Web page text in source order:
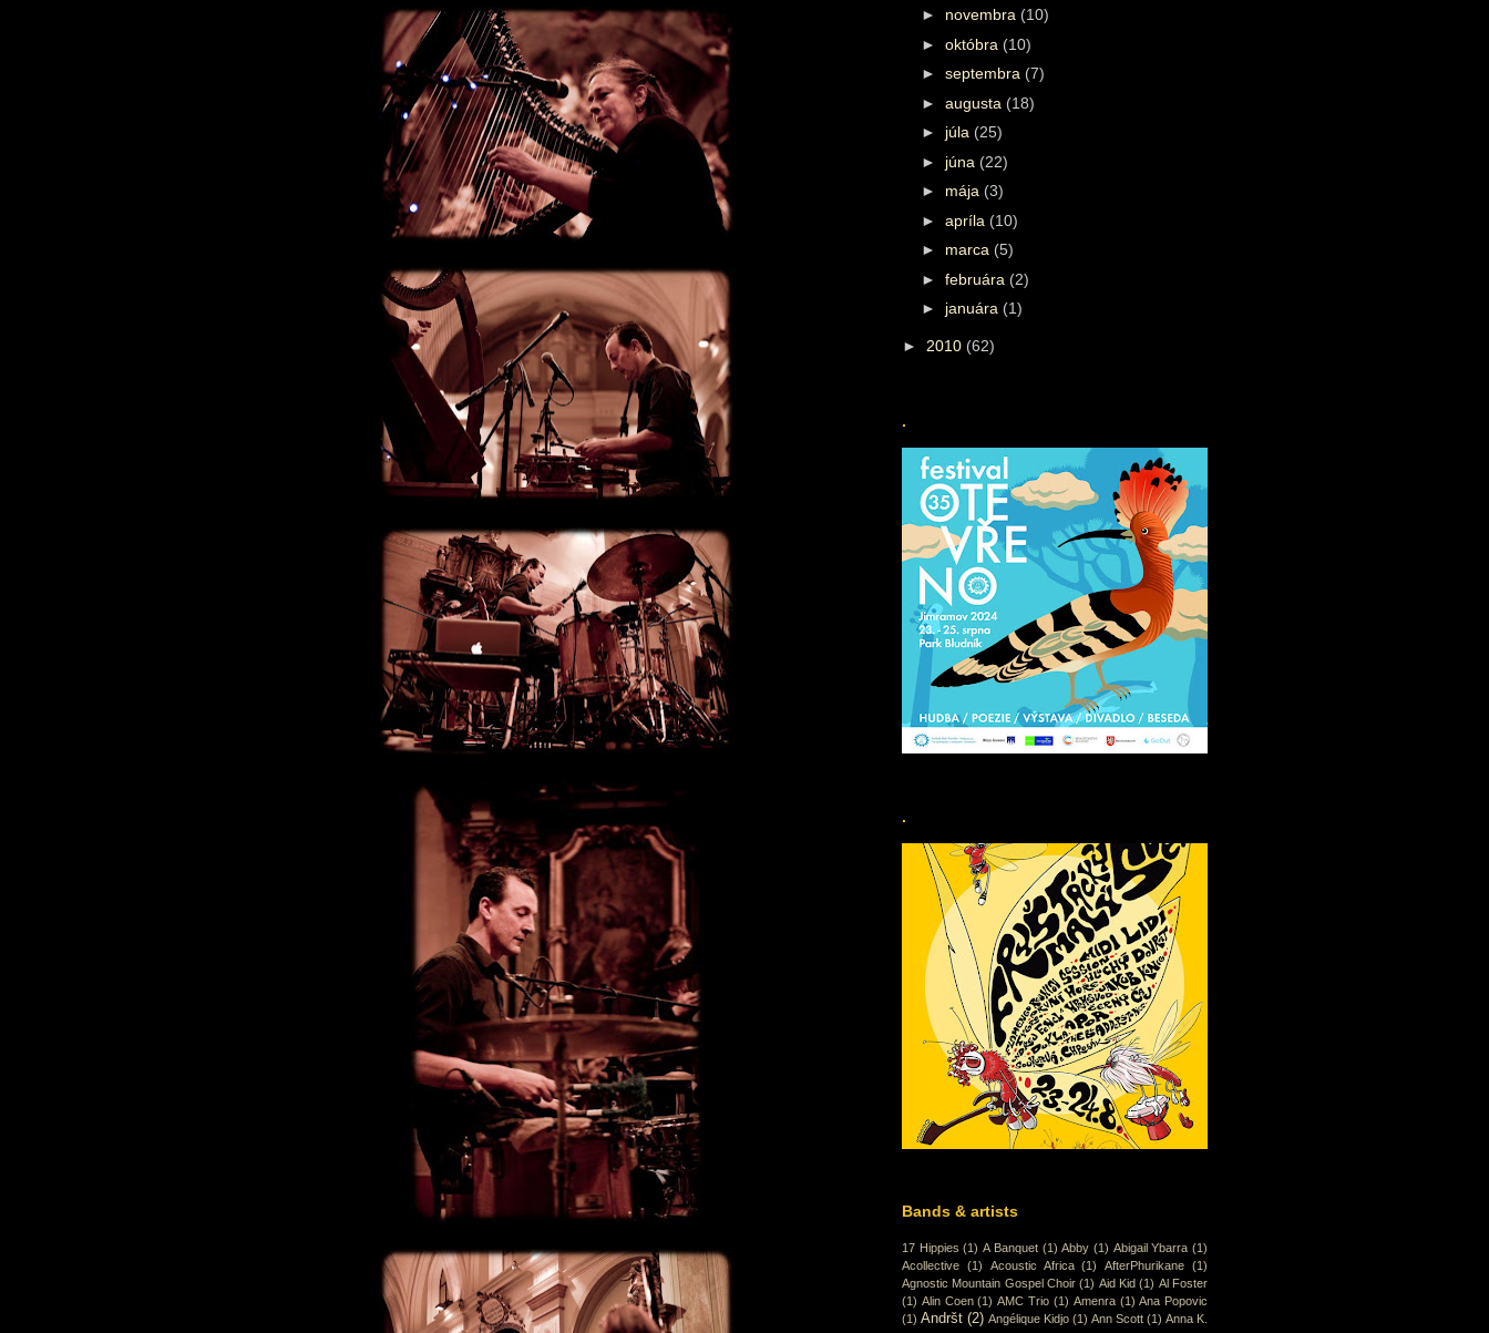
► novembra (10)
► októbra (10)
► septembra (7)
► augusta (18)
► júla (25)
► júna (22)
► mája (3)
► apríla (10)
► marca (5)
► februára (2)
► januára (1)
► 2010 (62)
.
.
Bands & artists
17 Hippies (1) A Banquet (1) Abby (1) Abigail Ybarra (1)
Acollective (1) Acoustic Africa (1) AfterPhurikane (1)
Agnostic Mountain Gospel Choir (1) Aid Kid (1) Al Foster
(1) Alin Coen (1) AMC Trio (1) Amenra (1) Ana Popovic
(1) Andršt (2) Angélique Kidjo (1) Ann Scott (1) Anna K.